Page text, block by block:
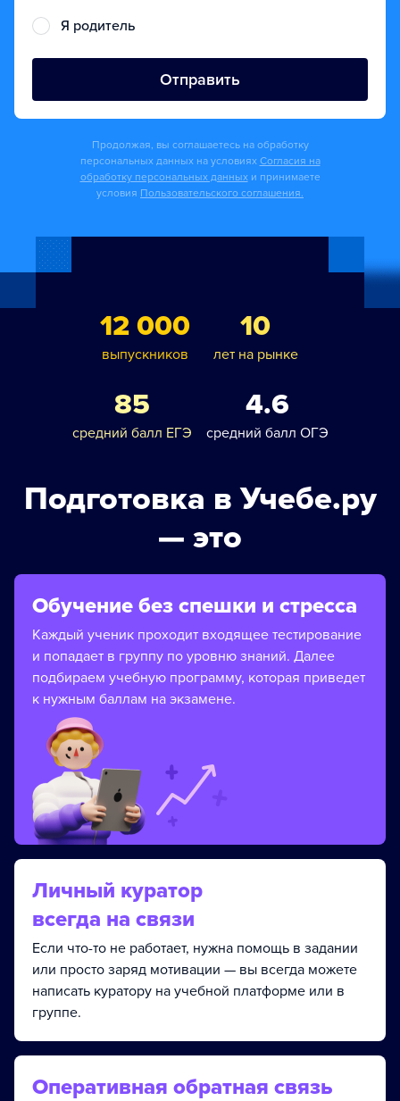
Я родитель
Отправить
Продолжая, вы соглашаетесь на обработку
персональных данных на условиях Согласия на
обработку персональных данных и принимаете
условия Пользовательского соглашения.
12 000
выпускников
10
лет на рынке
85
средний балл ЕГЭ
4.6
средний балл ОГЭ
Подготовка в Учебе.ру
— это
Обучение без спешки и стресса
Каждый ученик проходит входящее тестирование
и попадает в группу по уровню знаний. Далее
подбираем учебную программу, которая приведет
к нужным баллам на экзамене.
Личный куратор
всегда на связи
Если что-то не работает, нужна помощь в задании
или просто заряд мотивации — вы всегда можете
написать куратору на учебной платформе или в
группе.
Оперативная обратная связь